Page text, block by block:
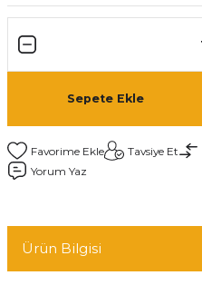
Sepete Ekle
Tavsiye Et
Yorum Yaz
Ürün Bilgisi